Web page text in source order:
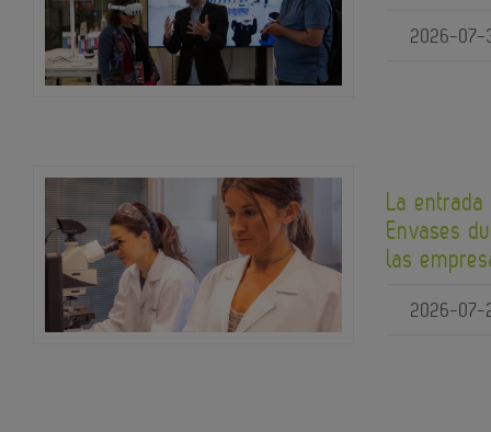
2026-07-
La
Envases
las
2026-07-